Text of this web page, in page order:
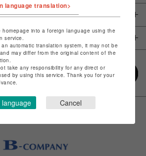
language translation>
homepage into a foreign language using the
service.
automatic translation system, it may not be
may differ from the original content of the
take any responsibility for any direct or
by using this service. Thank you for your
language Cancel